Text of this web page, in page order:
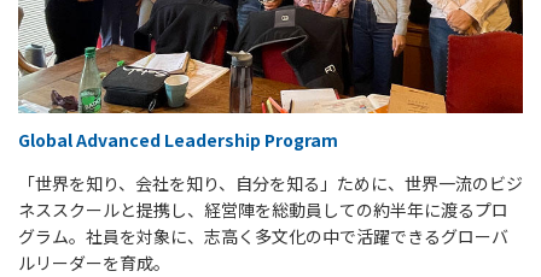
Global Advanced Leadership Program
「世界を知り、会社を知り、自分を知る」ために、世界一流のビジ
ネススクールと提携し、経営陣を総動員しての約半年に渡るプロ
グラム。社員を対象に、志高く多文化の中で活躍できるグローバ
ルリーダーを育成。